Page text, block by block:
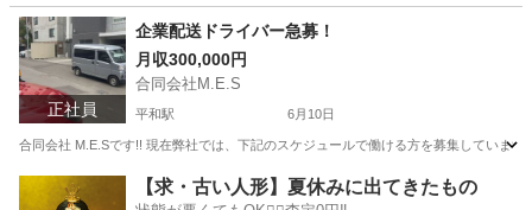
北海道 札幌市 平和駅 ドライバー スポット
正社員
企業配送ドライバー急募！
月収300,000円
合同会社M.E.S
平和駅 6月10日
合同会社 M.E.Sです!! 現在弊社では、下記のスケジュールで働ける方を募集してい
平和駅 ドライバー 社員
【求・古い人形】夏休みに出てきたもの